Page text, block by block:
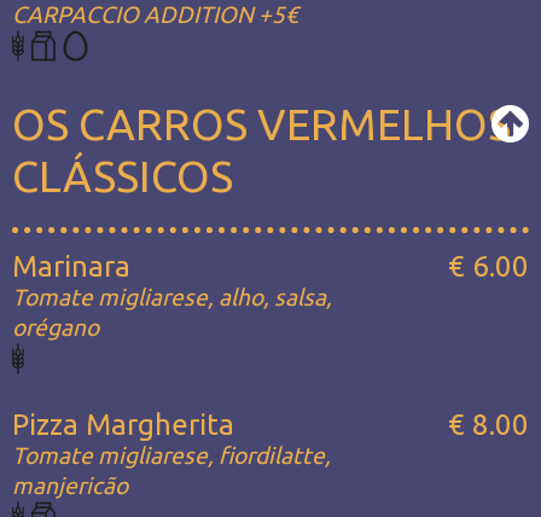
CARPACCIO ADDITION +5€
OS CARROS VERMELHOS
CLÁSSICOS
Marinara
Tomate migliarese, alho, salsa,
orégano
€ 6.00
Pizza Margherita
Tomate migliarese, fiordilatte,
manjericão
€ 8.00